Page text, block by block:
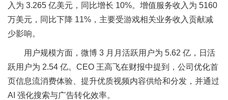
入为 3.265 亿美元，同比增长 10%。增值服务收入为 5160
万美元，同比下降 11%，主要受游戏相关业务收入贡献减
少影响。
用户规模方面，微博 3 月月活跃用户为 5.62 亿，日活
跃用户为 2.54 亿。CEO 王高飞在财报中提到，公司优化首
页信息流消费体验、提升优质视频内容供给和分发，并通过
AI 强化搜索与广告转化效率。